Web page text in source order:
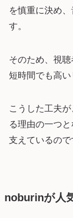
を慎重に決め
す。
そのため、視聴
短時間でも高い
こうした工夫
る理由の一つ
支えているので
noburinが人